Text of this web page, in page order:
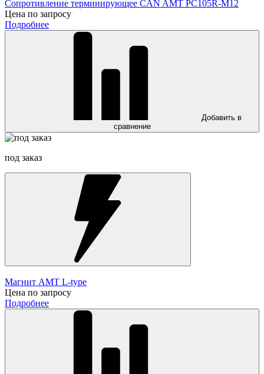
Сопротивление терминирующее CAN AMT PC105R-M12
Цена по запросу
Подробнее
Добавить в
сравнение
под заказ
Магнит AMT L-type
Цена по запросу
Подробнее